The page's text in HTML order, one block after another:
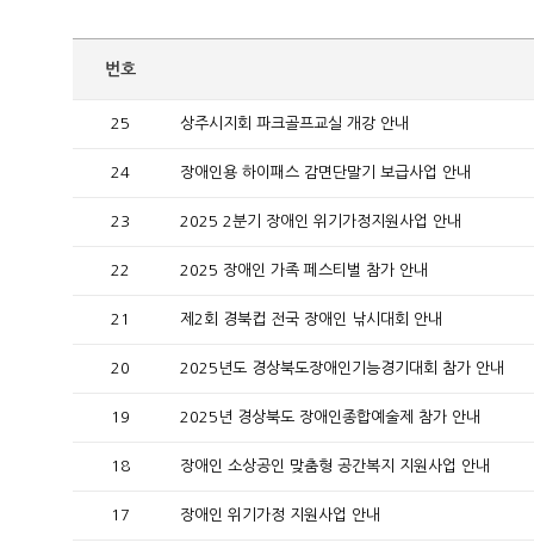
번호
25 상주시지회 파크골프교실 개강 안내
24 장애인용 하이패스 감면단말기 보급사업 안내
23 2025 2분기 장애인 위기가정지원사업 안내
22 2025 장애인 가족 페스티벌 참가 안내
21 제2회 경북컵 전국 장애인 낚시대회 안내
20 2025년도 경상북도장애인기능경기대회 참가 안내
19 2025년 경상북도 장애인종합예술제 참가 안내
18 장애인 소상공인 맞춤형 공간복지 지원사업 안내
17 장애인 위기가정 지원사업 안내